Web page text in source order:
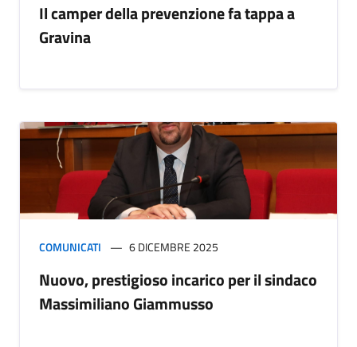
Il camper della prevenzione fa tappa a
Gravina
COMUNICATI 6 DICEMBRE 2025
Nuovo, prestigioso incarico per il sindaco
Massimiliano Giammusso